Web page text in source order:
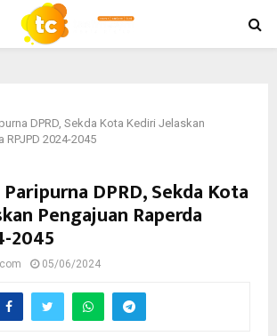
DPRD, Sekda Kota Kediri Jelaskan
RPJPD 2024-2045
DPRD, Sekda Kota
Pengajuan Raperda
2045
05/06/2024